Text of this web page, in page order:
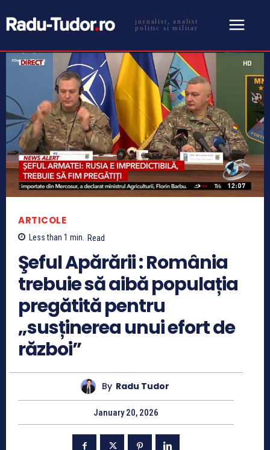
jurnalist, analist
politic si militar
ARTICOLE
Less than 1 min. Read
Şeful Apărării : România
trebuie să aibă populația
pregătită pentru
„susținerea unui efort de
război”
By Radu Tudor
January 20, 2026